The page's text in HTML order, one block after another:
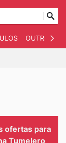
OUTROS
ofertas para
Tumelero